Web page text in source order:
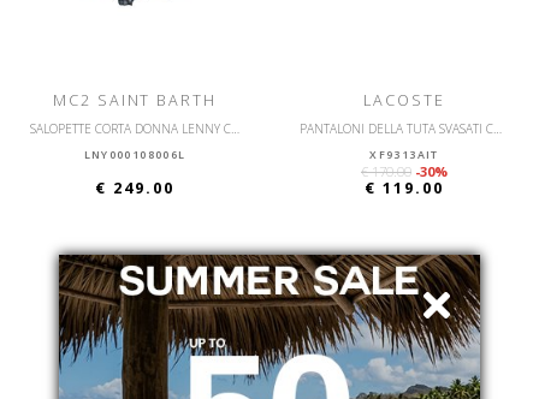
MC2 SAINT BARTH
SALOPETTE CORTA DONNA LENNY CHAMBRAY MORRIS FLOW
LNY000108006L
€ 249.00
LACOSTE
PANTALONI DELLA TUTA SVASATI CON MONOGRAMMA
XF9313AIT
€ 170.00 -30%
€ 119.00